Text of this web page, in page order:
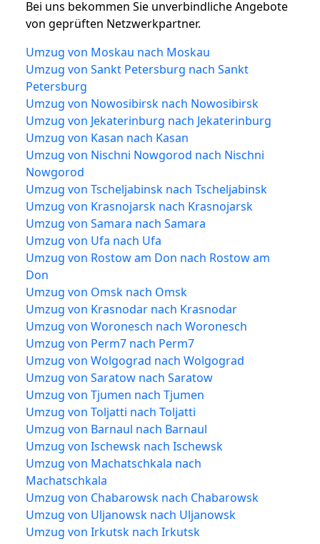
Bei uns bekommen Sie unverbindliche Angebote
von geprüften Netzwerkpartner.
Umzug von Moskau nach Moskau
Umzug von Sankt Petersburg nach Sankt
Petersburg
Umzug von Nowosibirsk nach Nowosibirsk
Umzug von Jekaterinburg nach Jekaterinburg
Umzug von Kasan nach Kasan
Umzug von Nischni Nowgorod nach Nischni
Nowgorod
Umzug von Tscheljabinsk nach Tscheljabinsk
Umzug von Krasnojarsk nach Krasnojarsk
Umzug von Samara nach Samara
Umzug von Ufa nach Ufa
Umzug von Rostow am Don nach Rostow am
Don
Umzug von Omsk nach Omsk
Umzug von Krasnodar nach Krasnodar
Umzug von Woronesch nach Woronesch
Umzug von Perm7 nach Perm7
Umzug von Wolgograd nach Wolgograd
Umzug von Saratow nach Saratow
Umzug von Tjumen nach Tjumen
Umzug von Toljatti nach Toljatti
Umzug von Barnaul nach Barnaul
Umzug von Ischewsk nach Ischewsk
Umzug von Machatschkala nach
Machatschkala
Umzug von Chabarowsk nach Chabarowsk
Umzug von Uljanowsk nach Uljanowsk
Umzug von Irkutsk nach Irkutsk